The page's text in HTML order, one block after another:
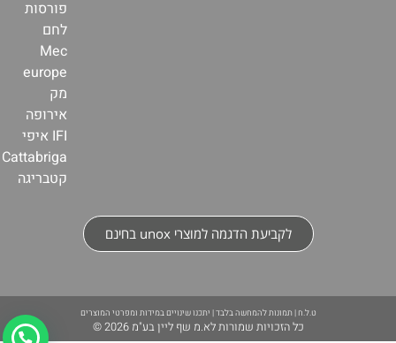
פורסות
לחם
Mec
europe
מק
אירופה
IFI איפי
Cattabriga
קטבריגה
לקביעת הדגמה למוצרי unox בחינם
ט.ל.ח | תמונות להמחשה בלבד | יתכנו שינויים במידות ומפרטי המוצרים
כל הזכויות שמורות לא.מ שף ליין בע"מ 2026 ©